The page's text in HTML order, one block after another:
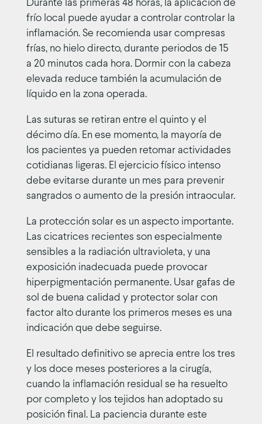
Durante las primeras 48 horas, la aplicación de
frío local puede ayudar a controlar controlar la
inflamación. Se recomienda usar compresas
frías, no hielo directo, durante periodos de 15
a 20 minutos cada hora. Dormir con la cabeza
elevada reduce también la acumulación de
líquido en la zona operada.
Las suturas se retiran entre el quinto y el
décimo día. En ese momento, la mayoría de
los pacientes ya pueden retomar actividades
cotidianas ligeras. El ejercicio físico intenso
debe evitarse durante un mes para prevenir
sangrados o aumento de la presión intraocular.
La protección solar es un aspecto importante.
Las cicatrices recientes son especialmente
sensibles a la radiación ultravioleta, y una
exposición inadecuada puede provocar
hiperpigmentación permanente. Usar gafas de
sol de buena calidad y protector solar con
factor alto durante los primeros meses es una
indicación que debe seguirse.
El resultado definitivo se aprecia entre los tres
y los doce meses posteriores a la cirugía,
cuando la inflamación residual se ha resuelto
por completo y los tejidos han adoptado su
posición final. La paciencia durante este